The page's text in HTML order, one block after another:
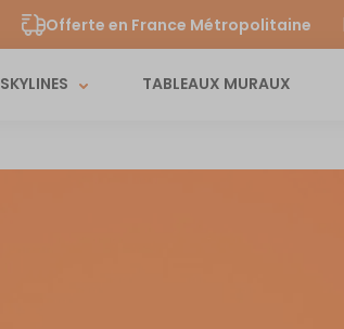
Offerte en France Métropolitaine
SKYLINES TABLEAUX MURAUX